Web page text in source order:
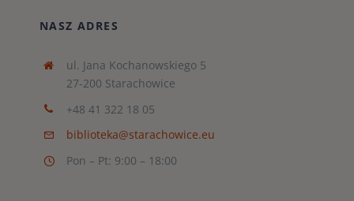
NASZ ADRES
ul. Jana Kochanowskiego 5
27-200 Starachowice
+48 41 322 18 05
biblioteka@starachowice.eu
Pon – Pt: 9:00 – 18:00